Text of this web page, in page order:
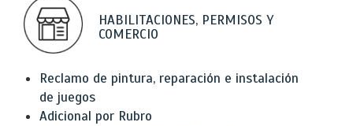
HABILITACIONES, PERMISOS Y
COMERCIO
Reclamo de pintura, reparación e instalación
de juegos
Adicional por Rubro